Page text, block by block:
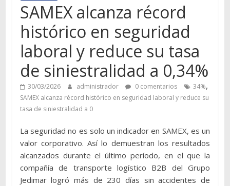
SAMEX alcanza récord
histórico en seguridad
laboral y reduce su tasa
de siniestralidad a 0,34%
30/03/2026 administrador 0 comentarios 34%,
SAMEX alcanza récord histórico en seguridad laboral y reduce su
tasa de siniestralidad a 0
La seguridad no es solo un indicador en SAMEX, es un
valor corporativo. Así lo demuestran los resultados
alcanzados durante el último período, en el que la
compañía de transporte logístico B2B del Grupo
Jedimar logró más de 230 días sin accidentes de